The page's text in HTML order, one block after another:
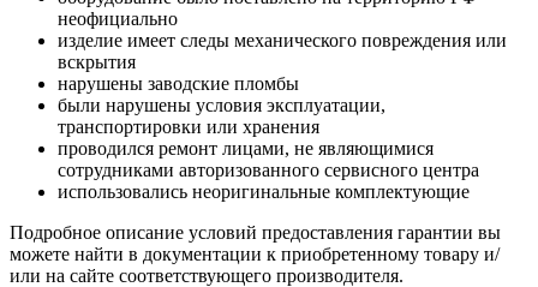
неофициально
изделие имеет следы механического повреждения или
вскрытия
нарушены заводские пломбы
были нарушены условия эксплуатации,
транспортировки или хранения
проводился ремонт лицами, не являющимися
сотрудниками авторизованного сервисного центра
использовались неоригинальные комплектующие
Подробное описание условий предоставления гарантии вы
можете найти в документации к приобретенному товару и/
или на сайте соответствующего производителя.